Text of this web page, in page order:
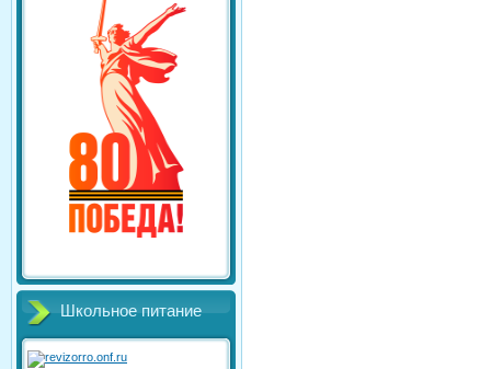
Школьное питание